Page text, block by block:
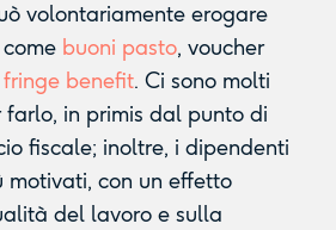
volontariamente erogare
buoni pasto, voucher
fringe benefit. Ci sono molti
farlo, in primis dal punto di
fiscale; inoltre, i dipendenti
motivati, con un effetto
del lavoro e sulla